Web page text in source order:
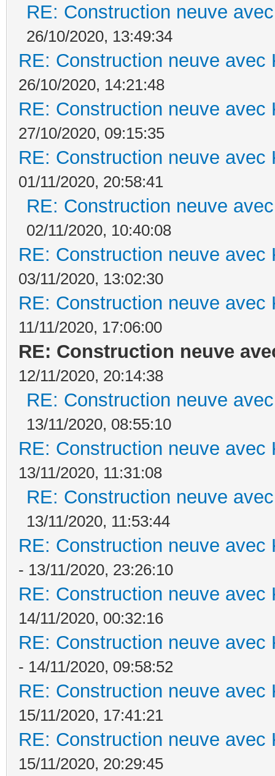
RE: Construction neuve
26/10/2020, 13:49:34
RE: Construction neuve avec
26/10/2020, 14:21:48
RE: Construction neuve avec
27/10/2020, 09:15:35
RE: Construction neuve avec
01/11/2020, 20:58:41
RE: Construction neuve
02/11/2020, 10:40:08
RE: Construction neuve avec
03/11/2020, 13:02:30
RE: Construction neuve avec
11/11/2020, 17:06:00
RE: Construction neuve
12/11/2020, 20:14:38
RE: Construction neuve
13/11/2020, 08:55:10
RE: Construction neuve avec
13/11/2020, 11:31:08
RE: Construction neuve
13/11/2020, 11:53:44
RE: Construction neuve avec
- 13/11/2020, 23:26:10
RE: Construction neuve avec
14/11/2020, 00:32:16
RE: Construction neuve avec
- 14/11/2020, 09:58:52
RE: Construction neuve avec
15/11/2020, 17:41:21
RE: Construction neuve avec
15/11/2020, 20:29:45